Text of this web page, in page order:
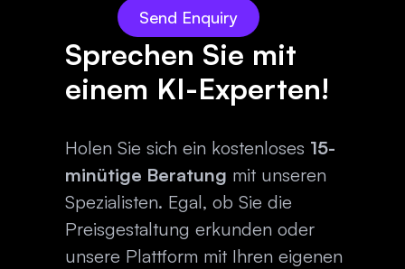
Sprechen Sie mit
einem KI-Experten!
Holen Sie sich ein kostenloses 15-
minütige Beratung mit unseren
Spezialisten. Egal, ob Sie die
Preisgestaltung erkunden oder
unsere Plattform mit Ihren eigenen